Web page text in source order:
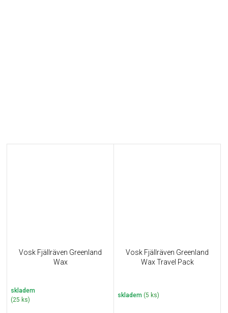
Vosk Fjällräven Greenland
Wax
skladem
(25 ks)
Vosk Fjällräven Greenland
Wax Travel Pack
skladem (5 ks)